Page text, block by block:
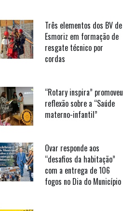
Três elementos dos BV de
Esmoriz em formação de
resgate técnico por
cordas
“Rotary inspira” promoveu
reflexão sobre a “Saúde
materno-infantil”
Ovar responde aos
“desafios da habitação”
com a entrega de 106
fogos no Dia do Município